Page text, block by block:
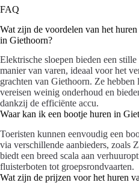
FAQ
Wat zijn de voordelen van het
in Giethoorn?
Elektrische sloepen bieden een
manier van varen, ideaal voor het
grachten van Giethoorn. Ze hebben
vereisen weinig onderhoud en
dankzij de efficiënte accu.
Waar kan ik een bootje huren in
Toeristen kunnen eenvoudig een
via verschillende aanbieders, zoals
biedt een breed scala aan
fluisterboten tot groepsrondvaarten.
Wat zijn de prijzen voor het huren